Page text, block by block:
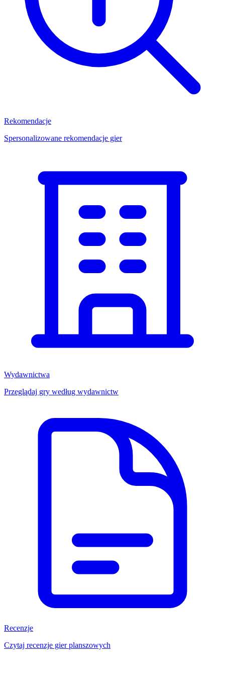
Rekomendacje
Spersonalizowane rekomendacje gier
Wydawnictwa
Przeglądaj gry według wydawnictw
Recenzje
Czytaj recenzje gier planszowych